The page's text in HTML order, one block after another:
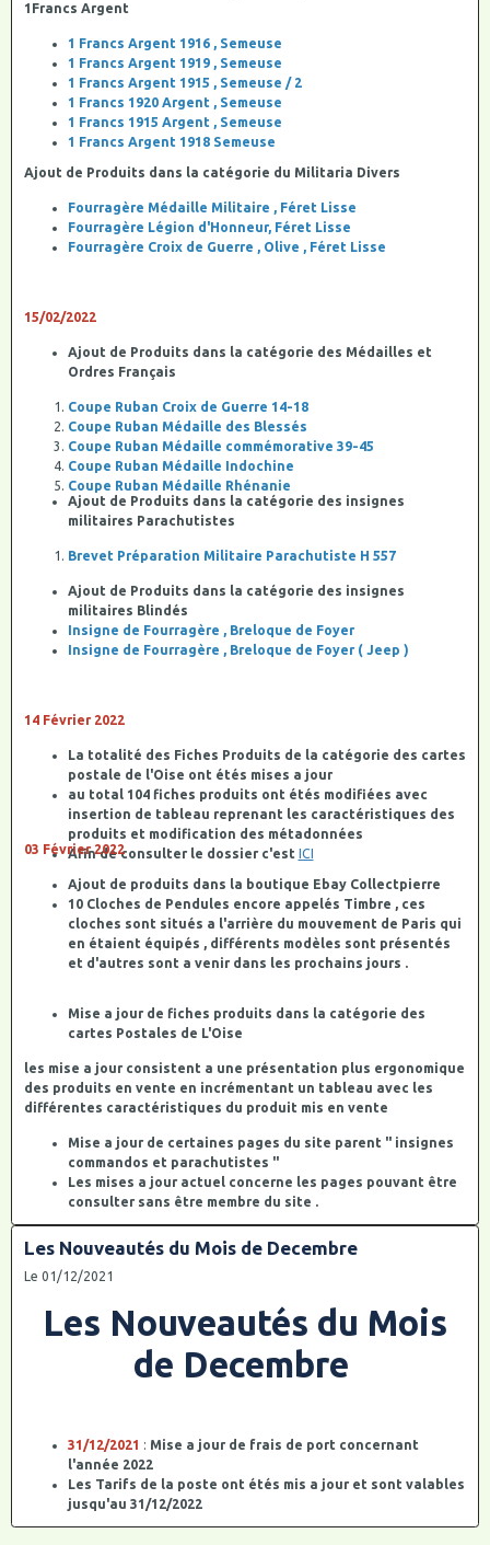
1Francs Argent
1 Francs Argent 1916 , Semeuse
1 Francs Argent 1919 , Semeuse
1 Francs Argent 1915 , Semeuse / 2
1 Francs 1920 Argent , Semeuse
1 Francs 1915 Argent , Semeuse
1 Francs Argent 1918 Semeuse
Ajout de Produits dans la catégorie du Militaria Divers
Fourragère Médaille Militaire , Féret Lisse
Fourragère Légion d'Honneur, Féret Lisse
Fourragère Croix de Guerre , Olive , Féret Lisse
15/02/2022
Ajout de Produits dans la catégorie des Médailles et
Ordres Français
Coupe Ruban Croix de Guerre 14-18
Coupe Ruban Médaille des Blessés
Coupe Ruban Médaille commémorative 39-45
Coupe Ruban Médaille Indochine
Coupe Ruban Médaille Rhénanie
Ajout de Produits dans la catégorie des insignes
militaires Parachutistes
Brevet Préparation Militaire Parachutiste H 557
Ajout de Produits dans la catégorie des insignes
militaires Blindés
Insigne de Fourragère , Breloque de Foyer
Insigne de Fourragère , Breloque de Foyer ( Jeep )
14 Février 2022
La totalité des Fiches Produits de la catégorie des cartes
postale de l'Oise ont étés mises a jour
au total 104 fiches produits ont étés modifiées avec
insertion de tableau reprenant les caractéristiques des
produits et modification des métadonnées
Afin de consulter le dossier c'est ICI
03 Février 2022
Ajout de produits dans la boutique Ebay Collectpierre
10 Cloches de Pendules encore appelés Timbre , ces
cloches sont situés a l'arrière du mouvement de Paris qui
en étaient équipés , différents modèles sont présentés
et d'autres sont a venir dans les prochains jours .
Mise a jour de fiches produits dans la catégorie des
cartes Postales de L'Oise
les mise a jour consistent a une présentation plus ergonomique
des produits en vente en incrémentant un tableau avec les
différentes caractéristiques du produit mis en vente
Mise a jour de certaines pages du site parent " insignes
commandos et parachutistes "
Les mises a jour actuel concerne les pages pouvant être
consulter sans être membre du site .
Les Nouveautés du Mois de Decembre
Le 01/12/2021
Les Nouveautés du Mois
de Decembre
31/12/2021 : Mise a jour de frais de port concernant
l'année 2022
Les Tarifs de la poste ont étés mis a jour et sont valables
jusqu'au 31/12/2022
de nouvelles tranches de poids ont étés ajoutés